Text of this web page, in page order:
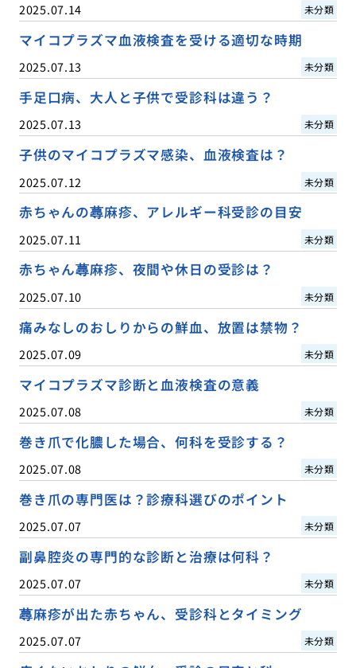
2025.07.14 未分類
マイコプラズマ血液検査を受ける適切な時期
2025.07.13 未分類
手足口病、大人と子供で受診科は違う？
2025.07.13 未分類
子供のマイコプラズマ感染、血液検査は？
2025.07.12 未分類
赤ちゃんの蕁麻疹、アレルギー科受診の目安
2025.07.11 未分類
赤ちゃん蕁麻疹、夜間や休日の受診は？
2025.07.10 未分類
痛みなしのおしりからの鮮血、放置は禁物？
2025.07.09 未分類
マイコプラズマ診断と血液検査の意義
2025.07.08 未分類
巻き爪で化膿した場合、何科を受診する？
2025.07.08 未分類
巻き爪の専門医は？診療科選びのポイント
2025.07.07 未分類
副鼻腔炎の専門的な診断と治療は何科？
2025.07.07 未分類
蕁麻疹が出た赤ちゃん、受診科とタイミング
2025.07.07 未分類